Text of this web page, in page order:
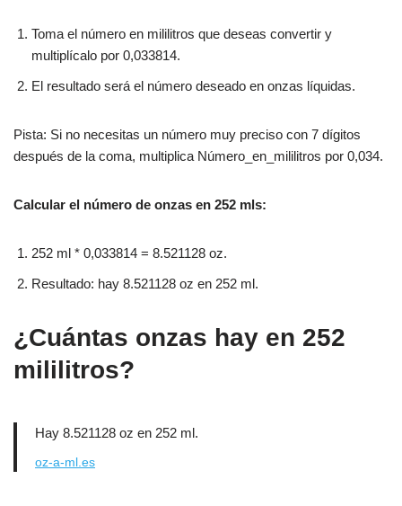
Toma el número en mililitros que deseas convertir y
multiplícalo por 0,033814.
El resultado será el número deseado en onzas líquidas.
Pista: Si no necesitas un número muy preciso con 7 dígitos
después de la coma, multiplica Número_en_mililitros por 0,034.
Calcular el número de onzas en 252 mls:
252 ml * 0,033814 = 8.521128 oz.
Resultado: hay 8.521128 oz en 252 ml.
¿Cuántas onzas hay en 252
mililitros?
Hay 8.521128 oz en 252 ml.
oz-a-ml.es